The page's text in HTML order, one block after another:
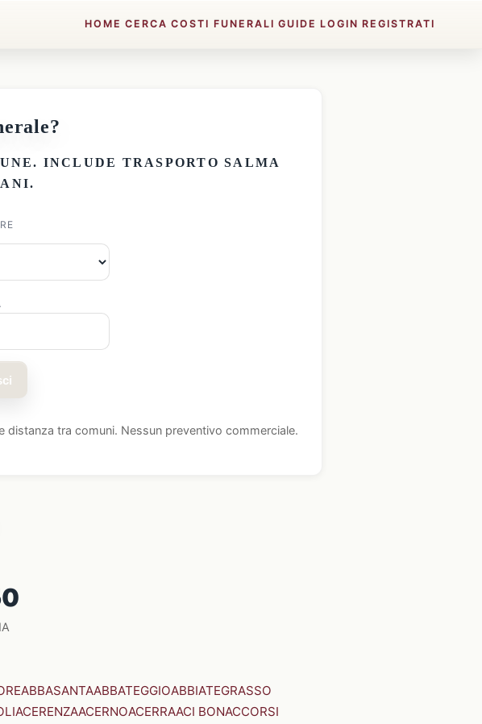
HOME CERCA COSTI FUNERALI GUIDE LOGIN REGISTRATI
. INCLUDE TRASPORTO SALMA
tra comuni. Nessun preventivo commerciale.
ABBASANTAABBATEGGIOABBIATEGRASSO
ACERENZAACERNOACERRAACI BONACCORSI